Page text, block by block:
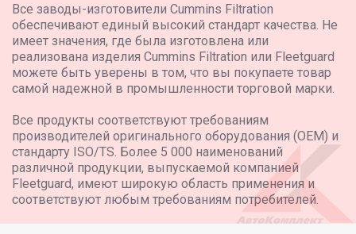
Все заводы-изготовители Cummins Filtration
обеспечивают единый высокий стандарт качества. Не
имеет значения, где была изготовлена или
реализована изделия Cummins Filtration или Fleetguard
можете быть уверены в том, что вы покупаете товар
самой надежной в промышленности торговой марки.
Все продукты соответствуют требованиям
производителей оригинального оборудования (OEM) и
стандарту ISO/TS. Более 5 000 наименований
различной продукции, выпускаемой компанией
Fleetguard, имеют широкую область применения и
соответствуют любым требованиям потребителей.